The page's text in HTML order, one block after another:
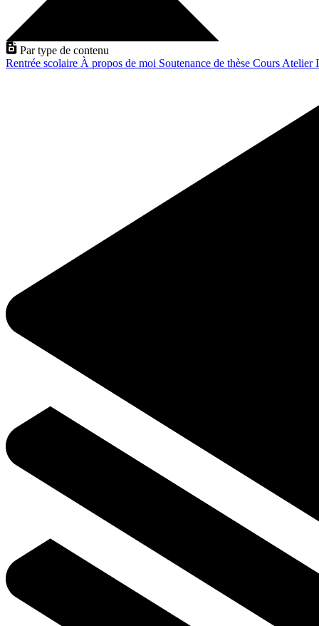
Par type de contenu
Rentrée scolaire À propos de moi Soutenance de thèse Cours Atelier